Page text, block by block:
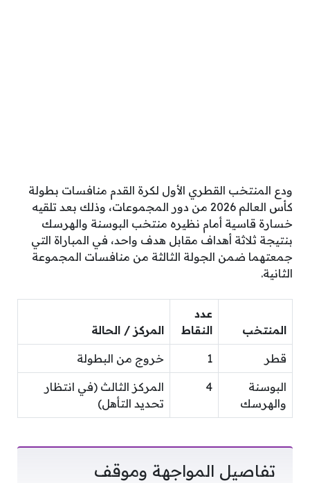
ودع المنتخب القطري الأول لكرة القدم منافسات بطولة
كأس العالم 2026 من دور المجموعات، وذلك بعد تلقيه
خسارة قاسية أمام نظيره منتخب البوسنة والهرسك
بنتيجة ثلاثة أهداف مقابل هدف واحد، في المباراة التي
جمعتهما ضمن الجولة الثالثة من منافسات المجموعة
الثانية.
المنتخب
عدد
النقاط
المركز / الحالة
قطر 1 خروج من البطولة
البوسنة
والهرسك
4
المركز الثالث (في انتظار
تحديد التأهل)
تفاصيل المواجهة وموقف